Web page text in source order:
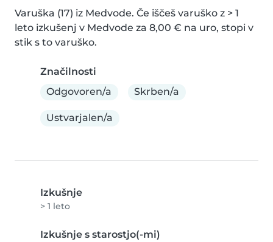
Varuška (17) iz Medvode. Če iščeš varuško z > 1
leto izkušenj v Medvode za 8,00 € na uro, stopi v
stik s to varuško.
Značilnosti
Odgovoren/a
Skrben/a
Ustvarjalen/a
Izkušnje
> 1 leto
Izkušnje s starostjo(-mi)